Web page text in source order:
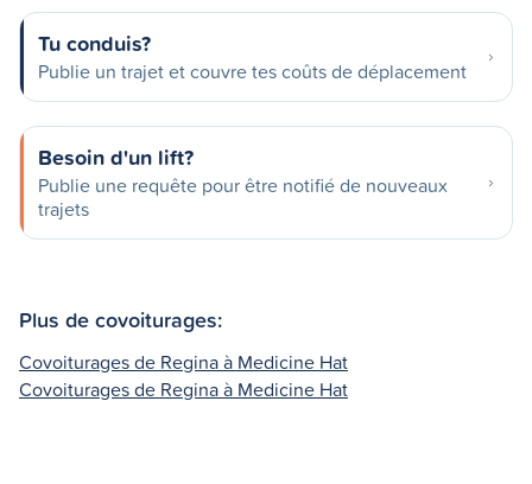
Tu conduis?
Publie un trajet et couvre tes coûts de déplacement
Besoin d'un lift?
Publie une requête pour être notifié de nouveaux
trajets
Plus de covoiturages:
Covoiturages de Regina à Medicine Hat
Covoiturages de Regina à Medicine Hat